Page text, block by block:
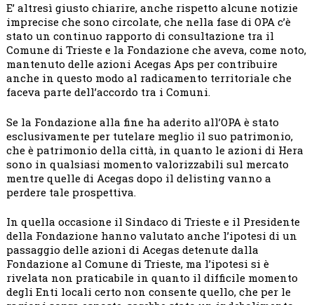
E’ altresì giusto chiarire, anche rispetto alcune notizie
imprecise che sono circolate, che nella fase di OPA c’è
stato un continuo rapporto di consultazione tra il
Comune di Trieste e la Fondazione che aveva, come noto,
mantenuto delle azioni Acegas Aps per contribuire
anche in questo modo al radicamento territoriale che
faceva parte dell’accordo tra i Comuni.
Se la Fondazione alla fine ha aderito all’OPA è stato
esclusivamente per tutelare meglio il suo patrimonio,
che è patrimonio della città, in quanto le azioni di Hera
sono in qualsiasi momento valorizzabili sul mercato
mentre quelle di Acegas dopo il delisting vanno a
perdere tale prospettiva.
In quella occasione il Sindaco di Trieste e il Presidente
della Fondazione hanno valutato anche l’ipotesi di un
passaggio delle azioni di Acegas detenute dalla
Fondazione al Comune di Trieste, ma l’ipotesi si è
rivelata non praticabile in quanto il difficile momento
degli Enti locali certo non consente quello, che per le